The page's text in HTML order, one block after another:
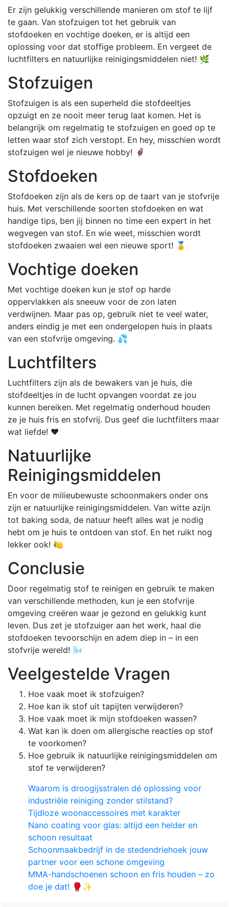
Er zijn gelukkig verschillende manieren om stof te lijf
te gaan. Van stofzuigen tot het gebruik van
stofdoeken en vochtige doeken, er is altijd een
oplossing voor dat stoffige probleem. En vergeet de
luchtfilters en natuurlijke reinigingsmiddelen niet! 🌿
Stofzuigen
Stofzuigen is als een superheld die stofdeeltjes
opzuigt en ze nooit meer terug laat komen. Het is
belangrijk om regelmatig te stofzuigen en goed op te
letten waar stof zich verstopt. En hey, misschien wordt
stofzuigen wel je nieuwe hobby! 🦸‍♂️
Stofdoeken
Stofdoeken zijn als de kers op de taart van je stofvrije
huis. Met verschillende soorten stofdoeken en wat
handige tips, ben jij binnen no time een expert in het
wegvegen van stof. En wie weet, misschien wordt
stofdoeken zwaaien wel een nieuwe sport! 🏅
Vochtige doeken
Met vochtige doeken kun je stof op harde
oppervlakken als sneeuw voor de zon laten
verdwijnen. Maar pas op, gebruik niet te veel water,
anders eindig je met een ondergelopen huis in plaats
van een stofvrije omgeving. 💦
Luchtfilters
Luchtfilters zijn als de bewakers van je huis, die
stofdeeltjes in de lucht opvangen voordat ze jou
kunnen bereiken. Met regelmatig onderhoud houden
ze je huis fris en stofvrij. Dus geef die luchtfilters maar
wat liefde! ❤️
Natuurlijke
Reinigingsmiddelen
En voor de milieubewuste schoonmakers onder ons
zijn er natuurlijke reinigingsmiddelen. Van witte azijn
tot baking soda, de natuur heeft alles wat je nodig
hebt om je huis te ontdoen van stof. En het ruikt nog
lekker ook! 🍋
Conclusie
Door regelmatig stof te reinigen en gebruik te maken
van verschillende methoden, kun je een stofvrije
omgeving creëren waar je gezond en gelukkig kunt
leven. Dus zet je stofzuiger aan het werk, haal die
stofdoeken tevoorschijn en adem diep in – in een
stofvrije wereld! 🌬️
Veelgestelde Vragen
Hoe vaak moet ik stofzuigen?
Hoe kan ik stof uit tapijten verwijderen?
Hoe vaak moet ik mijn stofdoeken wassen?
Wat kan ik doen om allergische reacties op stof
te voorkomen?
Hoe gebruik ik natuurlijke reinigingsmiddelen om
stof te verwijderen?
Waarom is droogijsstralen dé oplossing voor
industriële reiniging zonder stilstand?
Tijdloze woonaccessoires met karakter
Nano coating voor glas: altijd een helder en
schoon resultaat
Schoonmaakbedrijf in de stedendriehoek jouw
partner voor een schone omgeving
MMA-handschoenen schoon en fris houden – zo
doe je dat! 🥊✨